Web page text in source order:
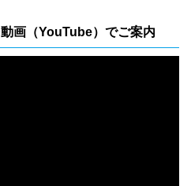
画（YouTube）でご案内